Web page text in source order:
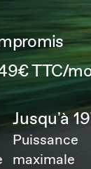
TTC/
Jusqu'à
Puissance
maximale